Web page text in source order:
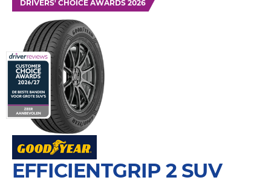
DRIVERS' CHOICE AWARDS 2026
EFFICIENTGRIP 2 SUV